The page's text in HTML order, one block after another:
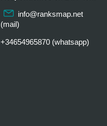
info@ranksmap.net
(mail)
+34654965870 (whatsapp)